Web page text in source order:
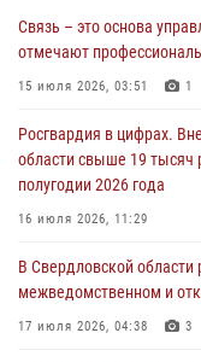
«Телекон»
30 июля 2026, 11:33
спартакиады «Динамо»
Православные
Свердловские
чемпионате по
Связь – это основа
отмечают
15 июля 2026, 03:51 1
Росгвардия в цифрах.
области свыше 19 тысяч
полугодии 2026 года
16 июля 2026, 11:29
В Свердловской
межведомственном и
17 июля 2026, 04:38 3